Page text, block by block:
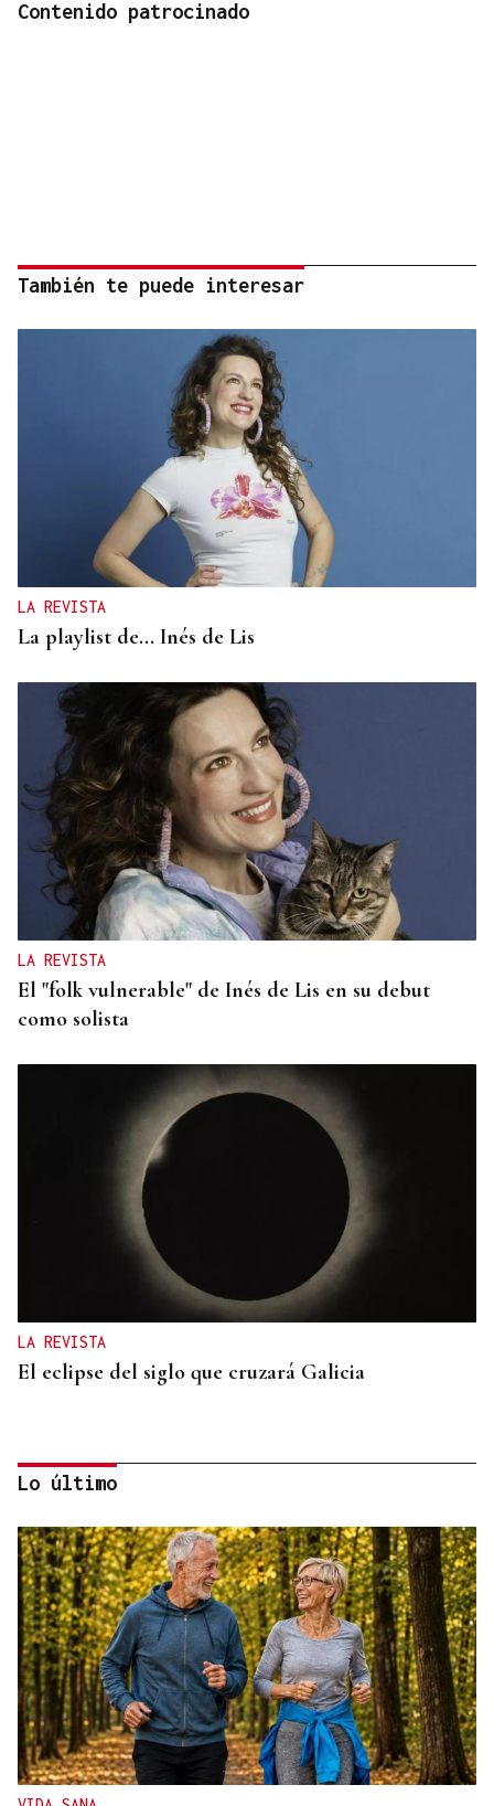
Contenido patrocinado
También te puede interesar
LA REVISTA
La playlist de... Inés de Lis
LA REVISTA
El "folk vulnerable" de Inés de Lis en su debut
como solista
LA REVISTA
El eclipse del siglo que cruzará Galicia
LA REVISTA
La playlist de... Jay Doe
Lo último